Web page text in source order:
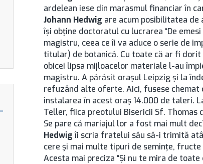
ardelean iese din marasmul financiar în
Johann Hedwig are acum posibilitatea de
îşi obţine doctoratul cu lucrarea “De
magistru, ceea ce îi va aduce o serie de
titular) de botanică. Cu toate că ar fi
obicei lipsa mijloacelor materiale l-au
magistru. A părăsit oraşul Leipzig şi la
refuzând alte oferte. Aici, fusese
instalarea în acest oraş 14.000 de taleri.
Teller, fiica preotului Bisericii Sf. Thomas
Se pare că mariajul lor a fost mai mult
Hedwigîi scria fratelui său să-i trimită
cere şi mai multe tipuri de seminţe,
Acesta mai preciza “Şi nu te mira de